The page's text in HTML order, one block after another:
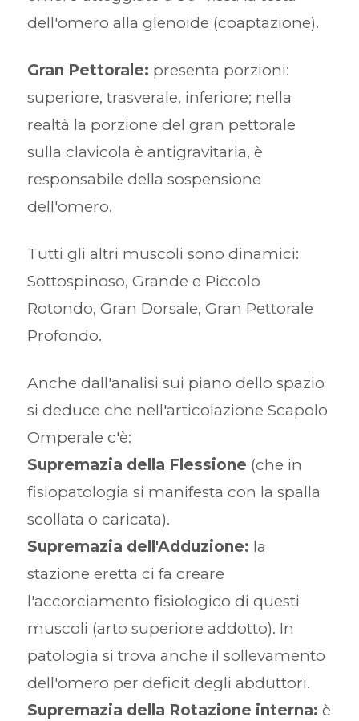
dell'omero alla glenoide (coaptazione).
Gran Pettorale: presenta porzioni:
superiore, trasverale, inferiore; nella
realtà la porzione del gran pettorale
sulla clavicola è antigravitaria, è
responsabile della sospensione
dell'omero.
Tutti gli altri muscoli sono dinamici:
Sottospinoso, Grande e Piccolo
Rotondo, Gran Dorsale, Gran Pettorale
Profondo.
Anche dall'analisi sui piano dello spazio
si deduce che nell'articolazione Scapolo
Omperale c'è:
Supremazia della Flessione (che in
fisiopatologia si manifesta con la spalla
scollata o caricata).
Supremazia dell'Adduzione: la
stazione eretta ci fa creare
l'accorciamento fisiologico di questi
muscoli (arto superiore addotto). In
patologia si trova anche il sollevamento
dell'omero per deficit degli abduttori.
Supremazia della Rotazione interna: è